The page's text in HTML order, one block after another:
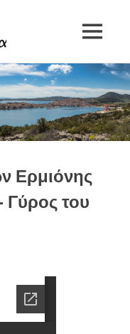
Δημοτική
Κοινότητα
Ερμιόνης
MENU
Ερμιόνης
Γύρος του